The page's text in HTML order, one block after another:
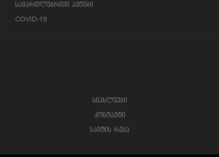
სამართლებრივი აქტები
COVID-19
სიახლეები
კონტაქტი
საიტის რუკა